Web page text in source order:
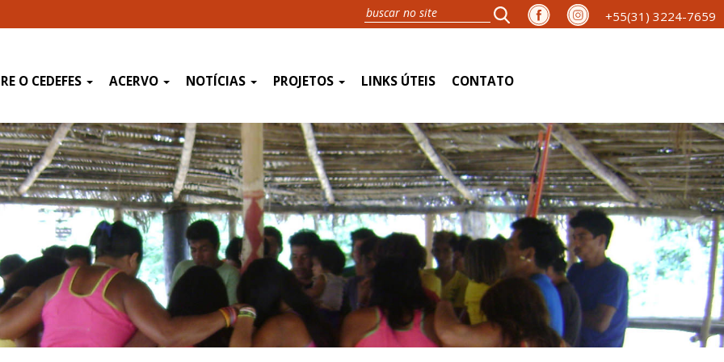
+55(31) 3224-7659
O CEDEFES ACERVO NOTÍCIAS PROJETOS LINKS ÚTEIS CONTATO